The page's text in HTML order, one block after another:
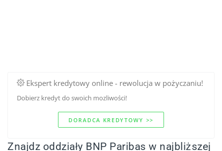
Ekspert kredytowy online - rewolucja w pożyczaniu!
Dobierz kredyt do swoich mozliwości!
DORADCA KREDYTOWY >>
Znajdz oddziały BNP Paribas w najbliższej